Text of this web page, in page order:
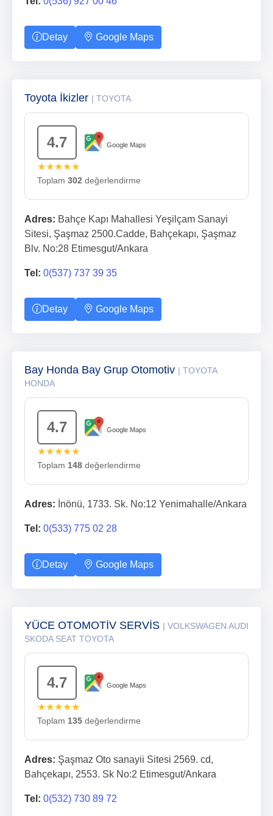
Detay Google Maps
Toyota İkizler | TOYOTA
4.7 Google Maps
★★★★★
Toplam 302 değerlendirme
Adres: Bahçe Kapı Mahallesi Yeşilçam Sanayi
Sitesi, Şaşmaz 2500.Cadde, Bahçekapı, Şaşmaz
Blv. No:28 Etimesgut/Ankara
Tel: 0(537) 737 39 35
Detay Google Maps
Bay Honda Bay Grup Otomotiv | TOYOTA
HONDA
4.7 Google Maps
★★★★★
Toplam 148 değerlendirme
Adres: İnönü, 1733. Sk. No:12 Yenimahalle/Ankara
Tel: 0(533) 775 02 28
Detay Google Maps
YÜCE OTOMOTİV SERVİS | VOLKSWAGEN AUDI
SKODA SEAT TOYOTA
4.7 Google Maps
★★★★★
Toplam 135 değerlendirme
Adres: Şaşmaz Oto sanayii Sitesi 2569. cd,
Bahçekapı, 2553. Sk No:2 Etimesgut/Ankara
Tel: 0(532) 730 89 72